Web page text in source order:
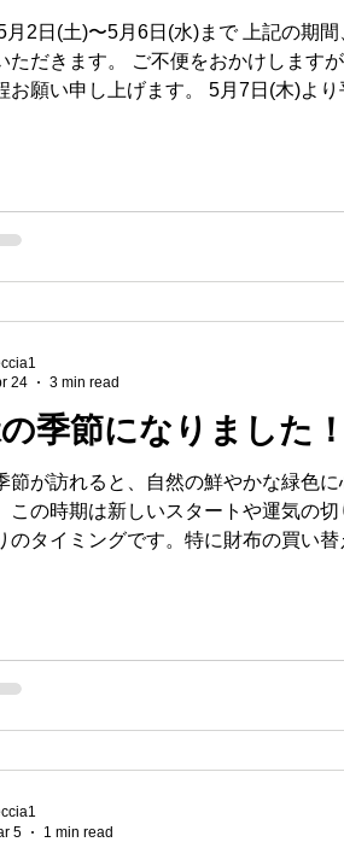
月2日(土)〜5月6日(水)まで 上記の期間
ただきます。 ご不便をおかけします
お願い申し上げます。 5月7日(木)より
小物製造メーカー #フレッチャ #地球
季節になりました！
節が訪れると、自然の鮮やかな緑色に
この時期は新しいスタートや運気の切
のタイミングです。特に財布の買い替
購入のポイント、さらにイタリア革を
縫製された財布の魅力について詳しく
や「安定」を意味し、金運を呼び込む
います。財布はお金を入れるものなの
エネルギーが金運に影響を与えると考
24
3 min read
5
1 min read